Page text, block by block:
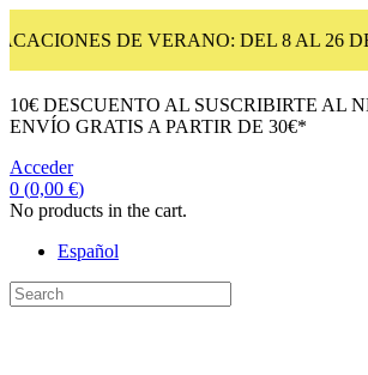
DE VERANO: DEL 8 AL 26
10€ DESCUENTO AL SUSCRIBIRTE AL
ENVÍO GRATIS A PARTIR DE 30€*
Acceder
0 (0,00 €)
No products in the cart.
Español